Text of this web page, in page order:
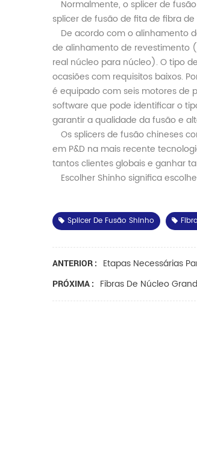
Normalmente, o splicer de
splicer de fusão de fita de fibra
De acordo com o alinhamento
de alinhamento de revestimento
real núcleo para núcleo). O tipo
ocasiões com requisitos baixos.
é equipado com seis motores de
software que pode identificar o
garantir a qualidade da fusão e
Os splicers de fusão chineses
em P&D na mais recente
tantos clientes globais e ganhar
Escolher Shinho significa
Splicer De Fusão Shinho
ANTERIOR : Etapas Necessárias
PRÓXIMA : Fibras De Núcleo